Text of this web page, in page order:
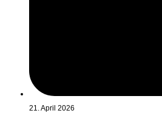
21. April 2026